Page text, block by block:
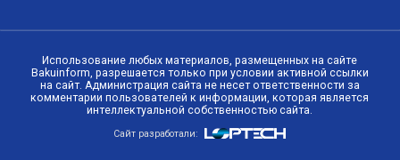
Использование любых материалов, размещенных на сайте
Bakuinform, разрешается только при условии активной ссылки
на сайт. Администрация сайта не несет ответственности за
комментарии пользователей к информации, которая является
интеллектуальной собственностью сайта.
Сайт разработали: